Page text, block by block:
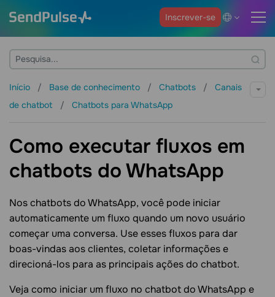
Inscrever-se
Início Base de conhecimento Chatbots
Canais
de chatbot
Chatbots para WhatsApp
Como executar fluxos em
chatbots do WhatsApp
Nos chatbots do WhatsApp, você pode iniciar
automaticamente um fluxo quando um novo usuário
começar uma conversa. Use esses fluxos para dar
boas-vindas aos clientes, coletar informações e
direcioná-los para as principais ações do chatbot.
Veja como iniciar um fluxo no chatbot do WhatsApp e